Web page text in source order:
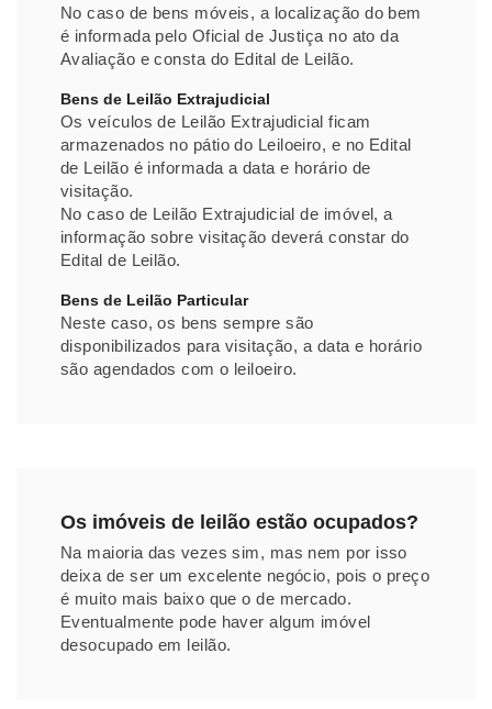
No caso de bens móveis, a localização do bem
é informada pelo Oficial de Justiça no ato da
Avaliação e consta do Edital de Leilão.
Bens de Leilão Extrajudicial
Os veículos de Leilão Extrajudicial ficam
armazenados no pátio do Leiloeiro, e no Edital
de Leilão é informada a data e horário de
visitação.
No caso de Leilão Extrajudicial de imóvel, a
informação sobre visitação deverá constar do
Edital de Leilão.
Bens de Leilão Particular
Neste caso, os bens sempre são
disponibilizados para visitação, a data e horário
são agendados com o leiloeiro.
Os imóveis de leilão estão ocupados?
Na maioria das vezes sim, mas nem por isso
deixa de ser um excelente negócio, pois o preço
é muito mais baixo que o de mercado.
Eventualmente pode haver algum imóvel
desocupado em leilão.